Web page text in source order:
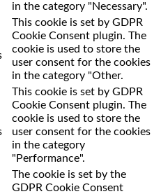
in the category "Necessary".
This cookie is set by GDPR
Cookie Consent plugin. The
cookie is used to store the
user consent for the cookies
in the category "Other.
This cookie is set by GDPR
Cookie Consent plugin. The
cookie is used to store the
user consent for the cookies
in the category
"Performance".
The cookie is set by the
GDPR Cookie Consent